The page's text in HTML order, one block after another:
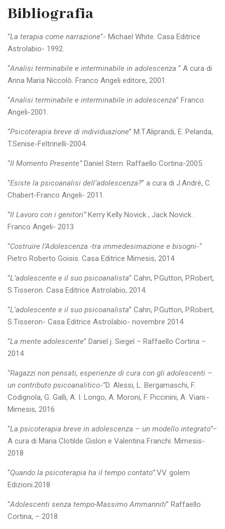
Bibliografia
“La terapia come narrazione“- Michael White. Casa Editrice
Astrolabio- 1992.
“Analisi terminabile e interminabile in adolescenza “ A cura di
Anna Maria Niccolò. Franco Angeli editore, 2001.
“Analisi terminabile e interminabile in adolescenza” Franco
Angeli-2001.
“Psicoterapia breve di individuazione” M.T.Aliprandi, E. Pelanda,
T.Senise-Feltrinelli-2004.
“Il Momento Presente”Daniel Stern. Raffaello Cortina-2005.
“Esiste la psicoanalisi dell’adolescenza?” a cura di J.André, C.
Chabert-Franco Angeli- 2011.
“Il Lavoro con i genitori”Kerry Kelly Novick , Jack Novick .
Franco Angeli- 2013
“Costruire l’Adolescenza -tra immedesimazione e bisogni-“
Pietro Roberto Goisis. Casa Editrice Mimesis, 2014
“L’adolescente e il suo psicoanalista” Cahn, P.Gutton, P.Robert,
S.Tisseron. Casa Editrice Astrolabio, 2014.
“L’adolescente e il suo psicoanalista” Cahn, P.Gutton, P.Robert,
S.Tisseron- Casa Editrice Astrolabio- novembre 2014
“La mente adolescente” Daniel j. Siegel – Raffaello Cortina –
2014
“Ragazzi non pensati, esperienze di cura con gli adolescenti –
un contributo psicoanalitico-“D. Alessi, L. Bergamaschi, F.
Codignola, G. Galli, A. I. Longo, A. Moroni, F. Piccinini, A. Viani.-
Mimesis, 2016
“La psicoterapia breve in adolescenza – un modello integrato”–
A cura di Maria Clotilde Gislon e Valentina Franchi. Mimesis-
2018
“Quando la psicoterapia ha il tempo contato”.VV. golem
Edizioni.2018
“Adolescenti senza tempo-Massimo Ammanniti” Raffaello
Cortina, – 2018.